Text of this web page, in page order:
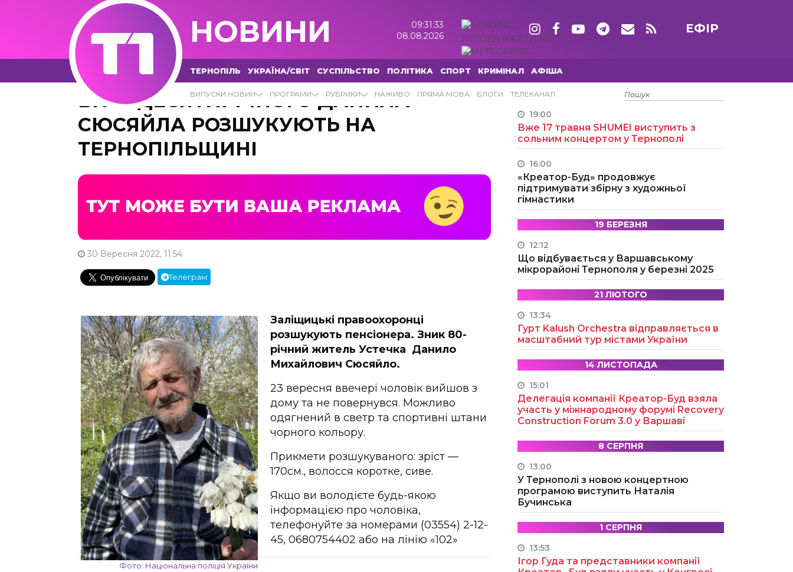
НОВИНИ
09:31:34
08.08.2026
ПОГОДА НА 2 ТИЖНІ
ЕФІР
ТЕРНОПІЛЬ УКРАЇНА/СВІТ СУСПІЛЬСТВО ПОЛІТИКА СПОРТ КРИМІНАЛ АФІША
ВИПУСКИ НОВИН ПРОГРАМИ РУБРИКИ НАЖИВО ПРЯМА МОВА БЛОГИ ТЕЛЕКАНАЛ
ВІСІМДЕСЯТИРІЧНОГО ДАНИЛА
СЮСЯЙЛА РОЗШУКУЮТЬ НА
ТЕРНОПІЛЬЩИНІ
30 Вересня 2022, 11:54
Телеграм
Фото: Національна поліція України
Заліщицькі правоохоронці
розшукують пенсіонера. Зник 80-
річний житель Устечка Данило
Михайлович Сюсяйло.
23 вересня ввечері чоловік вийшов з
дому та не повернувся. Можливо
одягнений в светр та спортивні штани
чорного кольору.
Прикмети розшукуваного: зріст —
170см., волосся коротке, сиве.
Якщо ви володієте будь-якою
інформацією про чоловіка,
телефонуйте за номерами (03554) 2-12-
45, 0680754402 або на лінію «102»
15 ТРАВНЯ
19:00
Вже 17 травня SHUMEI виступить з
сольним концертом у Тернополі
16:00
«Креатор-Буд» продовжує
підтримувати збірну з художньої
гімнастики
19 БЕРЕЗНЯ
12:12
Що відбувається у Варшавському
мікрорайоні Тернополя у березні 2025
21 ЛЮТОГО
13:34
Гурт Kalush Orchestra відправляється в
масштабний тур містами України
14 ЛИСТОПАДА
15:01
Делегація компанії Креатор-Буд взяла
участь у міжнародному форумі Recovery
Construction Forum 3.0 у Варшаві
8 СЕРПНЯ
13:00
У Тернополі з новою концертною
програмою виступить Наталія
Бучинська
1 СЕРПНЯ
13:53
Ігор Гуда та представники компанії